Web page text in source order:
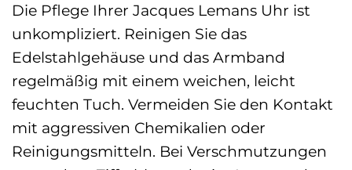
Die Pflege Ihrer Jacques Lemans Uhr ist
unkompliziert. Reinigen Sie das
Edelstahlgehäuse und das Armband
regelmäßig mit einem weichen, leicht
feuchten Tuch. Vermeiden Sie den Kontakt
mit aggressiven Chemikalien oder
Reinigungsmitteln. Bei Verschmutzungen